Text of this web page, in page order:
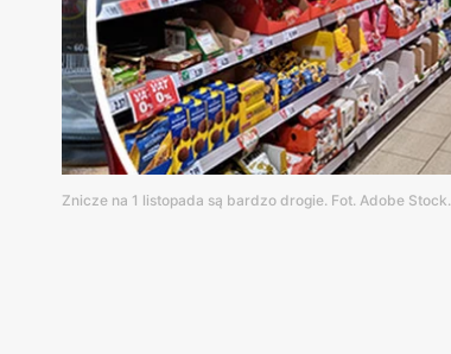
Znicze na 1 listopada są bardzo drogie. Fot. Adobe Stock.